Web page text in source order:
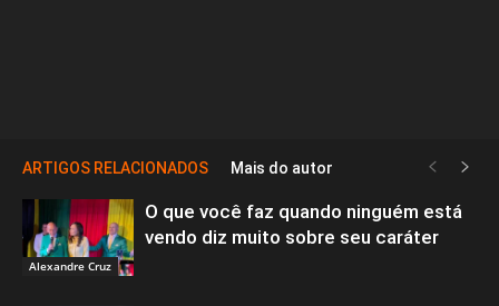
ARTIGOS RELACIONADOS Mais do autor
Alexandre Cruz
O que você faz quando ninguém está
vendo diz muito sobre seu caráter